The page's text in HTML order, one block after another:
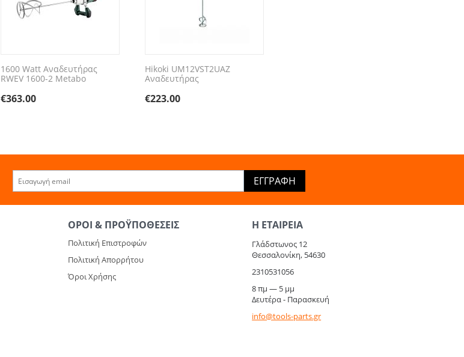
1600 Watt Αναδευτήρας
RWEV 1600-2 Metabo
€363.00
Hikoki UM12VST2UAZ
Αναδευτήρας
€223.00
ΕΓΓΡΑΦΉ
ΌΡΟΙ & ΠΡΟΫΠΟΘΈΣΕΙΣ
Πολιτική Επιστροφών
Πολιτική Απορρήτου
Όροι Χρήσης
Η ΕΤΑΙΡΕΊΑ​
Γλάδστωνος 12
Θεσσαλονίκη, 54630
2310531056
8 πμ — 5 μμ
Δευτέρα - Παρασκευή
info@tools-parts.gr